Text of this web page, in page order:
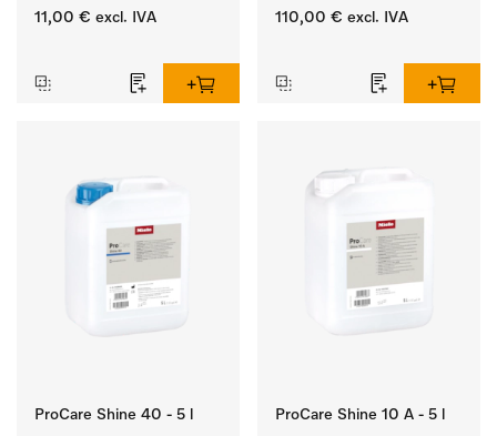
para copos.
11,00 € excl. IVA
mecânica de vidraria e
110,00 € excl. IVA
ProCare Shine 40 - 5 l ProCare Shine 10 A - 5 l